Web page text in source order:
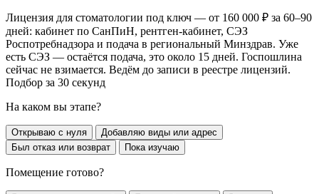
Лицензия для стоматологии под ключ — от 160 000 ₽ за 60–90
дней: кабинет по СанПиН, рентген-кабинет, СЭЗ
Роспотребнадзора и подача в региональный Минздрав. Уже
есть СЭЗ — остаётся подача, это около 15 дней. Госпошлина
сейчас не взимается. Ведём до записи в реестре лицензий.
Подбор за 30 секунд
На каком вы этапе?
Открываю с нуля
Добавляю виды или адрес
Был отказ или возврат
Пока изучаю
Помещение готово?